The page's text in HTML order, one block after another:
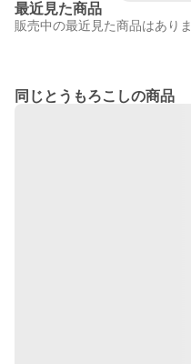
最近見た商品
販売中の最近見た商品はありま
同じとうもろこしの商品